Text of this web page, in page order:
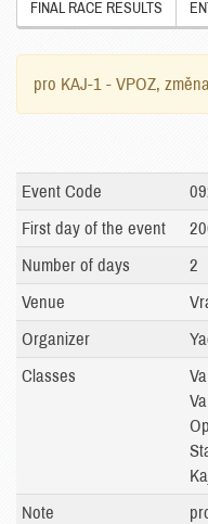
FINAL RACE RESULTS
pro KAJ-1 - VPOZ,
Event Code
First day of the event
Number of days
2
Venue
Organizer
Classes
Note